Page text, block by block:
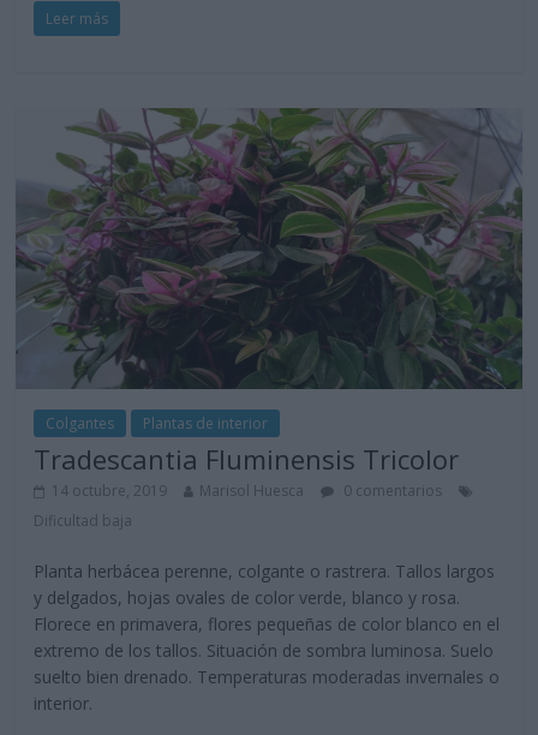
Leer más
Colgantes Plantas de interior
Tradescantia Fluminensis Tricolor
14 octubre, 2019 Marisol Huesca
0 comentarios
Dificultad baja
Planta herbácea perenne, colgante o rastrera. Tallos largos
y delgados, hojas ovales de color verde, blanco y rosa.
Florece en primavera, flores pequeñas de color blanco en el
extremo de los tallos. Situación de sombra luminosa. Suelo
suelto bien drenado. Temperaturas moderadas invernales o
interior.